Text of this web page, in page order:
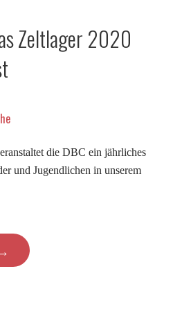
Zeltlager 2020
die DBC ein jährliches
und Jugendlichen in unserem